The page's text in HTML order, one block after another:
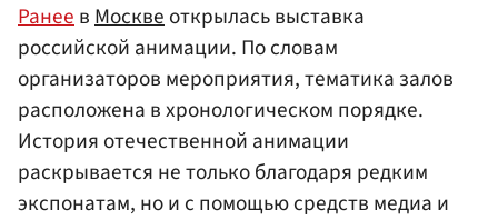
РанеевМосквеоткрылась выставка
российской анимации. По словам
организаторов мероприятия, тематика залов
расположена в хронологическом порядке.
История отечественной анимации
раскрывается не только благодаря редким
экспонатам, но и с помощью средств медиа и